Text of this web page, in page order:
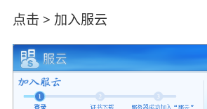
点击 > 加入服云